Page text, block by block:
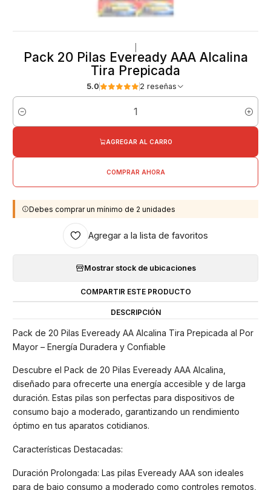
Pack 20 Pilas Eveready AAA Alcalina
Tira Prepicada
5.0 2 reseñas
Cantidad
AGREGAR AL CARRO
COMPRAR AHORA
Debes comprar un mínimo de 2 unidades
Agregar a la lista de favoritos
Mostrar stock de ubicaciones
COMPARTIR ESTE PRODUCTO
DESCRIPCIÓN
Pack de 20 Pilas Eveready AA Alcalina Tira Prepicada al Por
Mayor – Energía Duradera y Confiable
Descubre el Pack de 20 Pilas Eveready AAA Alcalina,
diseñado para ofrecerte una energía accesible y de larga
duración. Estas pilas son perfectas para dispositivos de
consumo bajo a moderado, garantizando un rendimiento
óptimo en tus aparatos cotidianos.
Características Destacadas:
Duración Prolongada: Las pilas Eveready AAA son ideales
para de bajo consumo a moderado como controles remotos,